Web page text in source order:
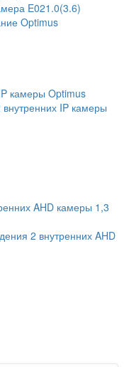
E021.0(3.6)
Optimus
IP камеры
2 внутренних AHD